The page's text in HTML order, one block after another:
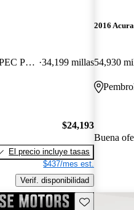
FWD with Premium and A-SPEC Package 34,199 millas
$24,193
El precio incluye tasas
$437/mes est.
Verif. disponibilidad
2016
54,930
Buena
Guarda este